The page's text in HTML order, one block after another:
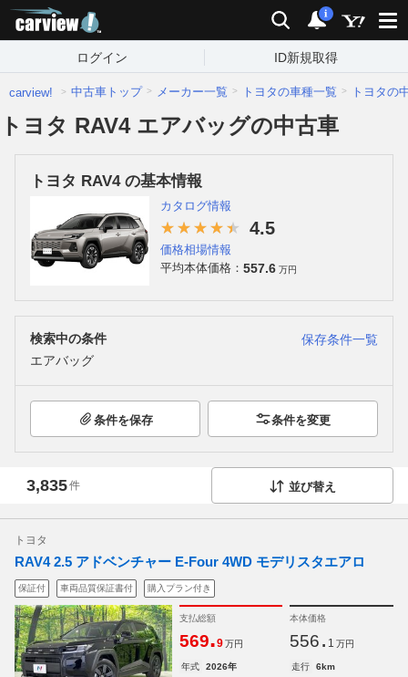
検索 通知
i
ログイン ID新規取得
carview! 中古車トップ メーカー一覧 トヨタの車種一覧 トヨタの
トヨタ RAV4 エアバッグの中古車
トヨタ RAV4 の基本情報
カタログ情報
4.5
価格相場情報
平均本体価格： 557.6 万円
検索中の条件
保存条件一覧
エアバッグ
条件を保存 条件を変更
3,835件 並び替え
トヨタ
RAV4 2.5 アドベンチャー E-Four 4WD モデリスタエアロ
保証付 車両品質保証書付 購入プラン付き
支払総額
569.9 万円
本体価格
556. 1 万円
年式 2026年 走行
6km